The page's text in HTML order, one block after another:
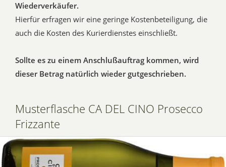
Wiederverkäufer.
Hierfür erfragen wir eine geringe Kostenbeteiligung, die
auch die Kosten des Kurierdienstes einschließt.
Sollte es zu einem Anschlußauftrag kommen, wird
dieser Betrag natürlich wieder gutgeschrieben.
Musterflasche CA DEL CINO Prosecco
Frizzante